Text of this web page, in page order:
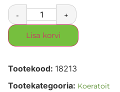
- +
Lisa korvi
Tootekood: 18213
Tootekategooria: Koeratoit